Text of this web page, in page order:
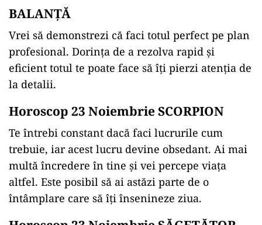
BALANȚĂ
Vrei să demonstrezi că faci totul perfect pe plan
profesional. Dorința de a rezolva rapid și
eficient totul te poate face să îți pierzi atenția de
la detalii.
Horoscop 23 Noiembrie SCORPION
Te întrebi constant dacă faci lucrurile cum
trebuie, iar acest lucru devine obsedant. Ai mai
multă încredere în tine și vei percepe viața
altfel. Este posibil să ai astăzi parte de o
întâmplare care să îți însenineze ziua.